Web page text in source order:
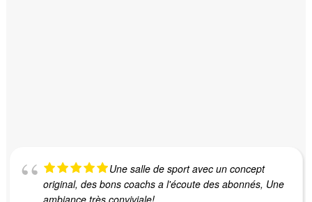
Une salle de sport avec un concept
original, des bons coachs a l'écoute des abonnés, Une